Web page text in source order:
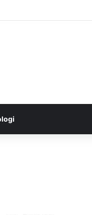
Kejahatan Sepeda Motor